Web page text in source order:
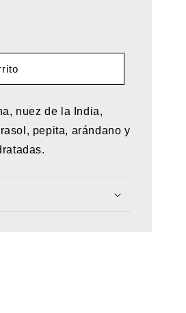
nuez de la India,
pepita, arándano y